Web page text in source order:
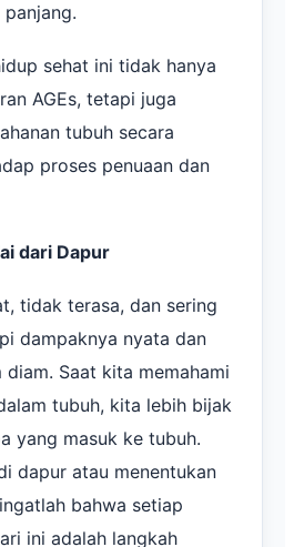
sehat ini tidak hanya
AGEs, tetapi juga
tubuh secara
proses penuaan dan
dari Dapur
tidak terasa, dan sering
dampaknya nyata dan
diam. Saat kita memahami
tubuh, kita lebih bijak
yang masuk ke tubuh.
dapur atau menentukan
bahwa setiap
ini adalah langkah